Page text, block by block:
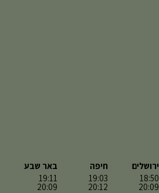
ירושלים
18:50
20:09
חיפה
19:03
20:12
באר שבע
19:11
20:09